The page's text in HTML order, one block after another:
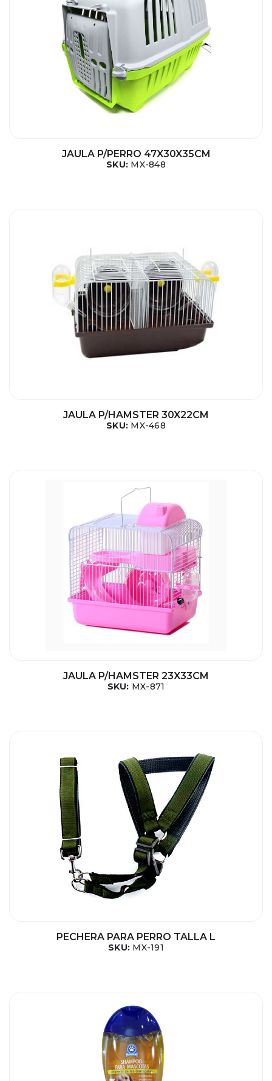
JAULA P/PERRO 47X30X35CM
SKU: MX-848
JAULA P/HAMSTER 30X22CM
SKU: MX-468
JAULA P/HAMSTER 23X33CM
SKU: MX-871
PECHERA PARA PERRO TALLA L
SKU: MX-191